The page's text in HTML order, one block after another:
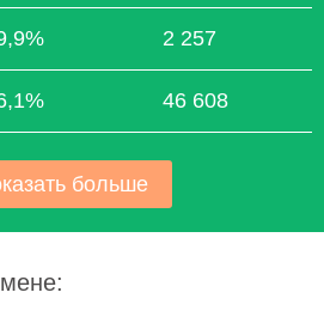
2 257
46 608
больше